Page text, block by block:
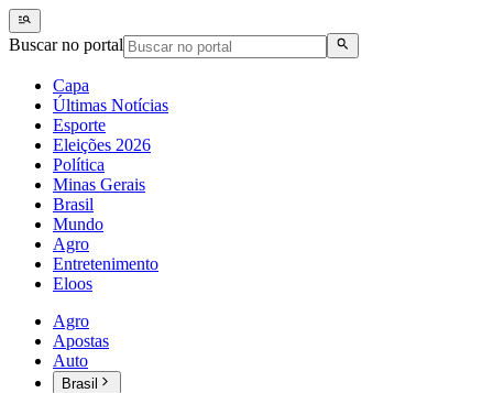
Buscar no portal
Capa
Últimas Notícias
Esporte
Eleições 2026
Política
Minas Gerais
Brasil
Mundo
Agro
Entretenimento
Eloos
Agro
Apostas
Auto
Brasil